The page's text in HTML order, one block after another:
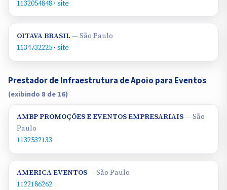
1132054848 · site
OITAVA BRASIL — São Paulo
1134732225 · site
Prestador de Infraestrutura de Apoio para Eventos
(exibindo 8 de 16)
AMBP PROMOÇÕES E EVENTOS EMPRESARIAIS— São
Paulo
1132532133
AMERICA EVENTOS— São Paulo
1122186262